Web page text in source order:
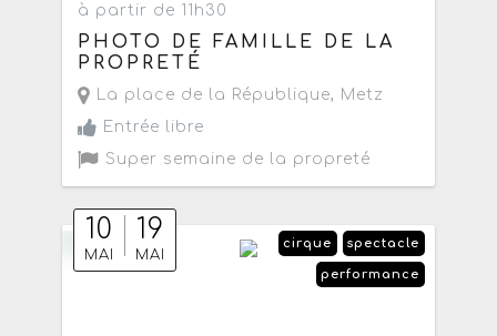
à partir de 11h30
PHOTO DE FAMILLE DE LA
PROPRETÉ
La place de la République, Metz
Entrée libre
Super semaine de la propreté
10
MAI
19
MAI
spectacle
cirque
performance